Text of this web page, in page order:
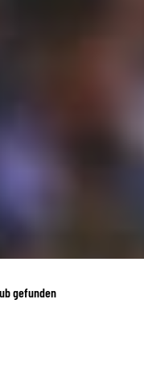
gefunden